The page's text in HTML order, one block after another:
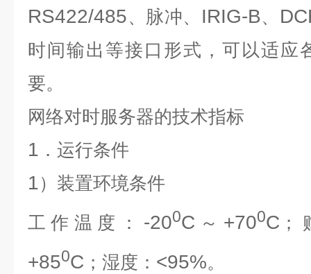
RS422/485、脉冲、 IRIG-B、
时间输出等接口形式，可以适应
要。
网络对时服务器的技术指标
1 ．运行条件
1）装置环境条件
工作温度： -200C ～ +700C ；
+850C ； 湿度： <95%。